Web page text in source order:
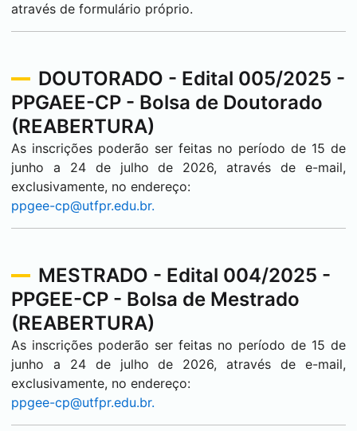
através de formulário próprio.
DOUTORADO - Edital 005/2025 -
PPGAEE-CP - Bolsa de Doutorado
(REABERTURA)
As inscrições poderão ser feitas no período de 15 de
junho a 24 de julho de 2026, através de e-mail,
exclusivamente, no endereço:
ppgee-cp@utfpr.edu.br.
MESTRADO - Edital 004/2025 -
PPGEE-CP - Bolsa de Mestrado
(REABERTURA)
As inscrições poderão ser feitas no período de 15 de
junho a 24 de julho de 2026, através de e-mail,
exclusivamente, no endereço:
ppgee-cp@utfpr.edu.br.